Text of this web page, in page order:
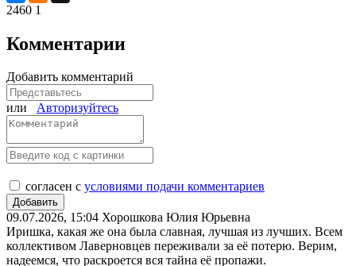
2460 1
Комментарии
Добавить комментарий
или Авторизуйтесь
согласен с условиями подачи комментариев
09.07.2026, 15:04 Хорошкова Юлия Юрьевна
Иришка, какая же она была славная, лучшая из лучших. Всем
коллективом Лаверновцев переживали за её потерю. Верим,
надеемся, что раскроется вся тайна её пропажи.